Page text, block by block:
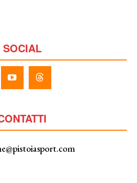
SOCIAL